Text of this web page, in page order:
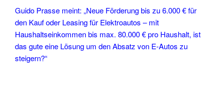
Guido Prasse meint: „Neue Förderung bis zu 6.000 € für
den Kauf oder Leasing für Elektroautos – mit
Haushaltseinkommen bis max. 80.000 € pro Haushalt, ist
das gute eine Lösung um den Absatz von E-Autos zu
steigern?“